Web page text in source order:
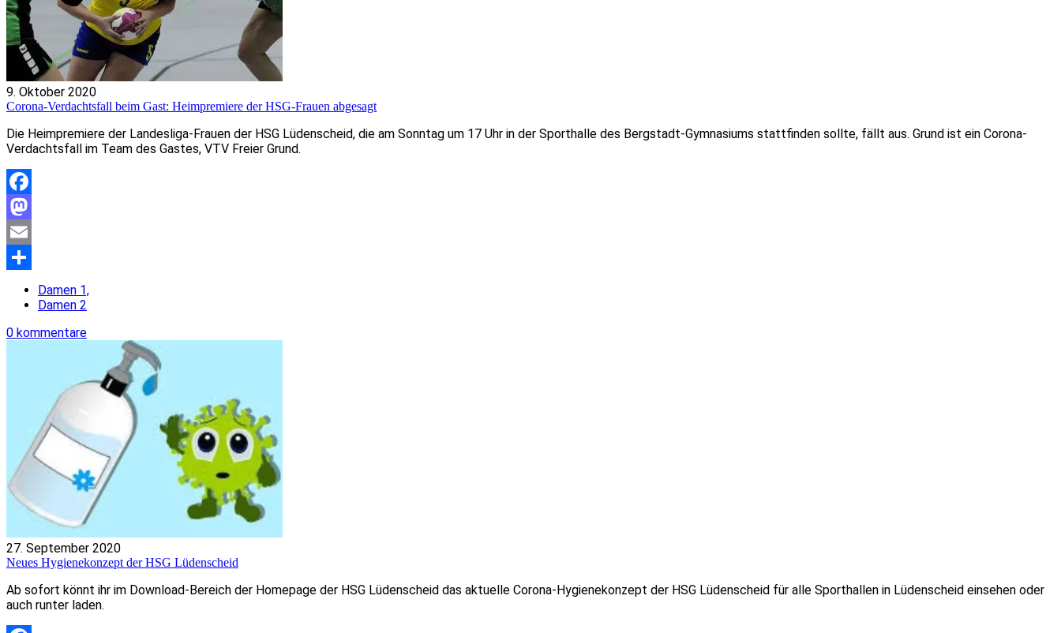
9. Oktober 2020
Corona-Verdachtsfall beim Gast: Heimpremiere der HSG-Frauen abgesagt
Die Heimpremiere der Landesliga-Frauen der HSG Lüdenscheid, die am Sonntag um 17 Uhr in der Sporthalle des Bergstadt-Gymnasiums stattfinden sollte, fällt aus. Grund ist ein Corona-
Verdachtsfall im Team des Gastes, VTV Freier Grund.
Facebook
Mastodon
Email
Teilen
Damen 1,
Damen 2
0 kommentare
27. September 2020
Neues Hygienekonzept der HSG Lüdenscheid
Ab sofort könnt ihr im Download-Bereich der Homepage der HSG Lüdenscheid das aktuelle Corona-Hygienekonzept der HSG Lüdenscheid für alle Sporthallen in Lüdenscheid einsehen oder
auch runter laden.